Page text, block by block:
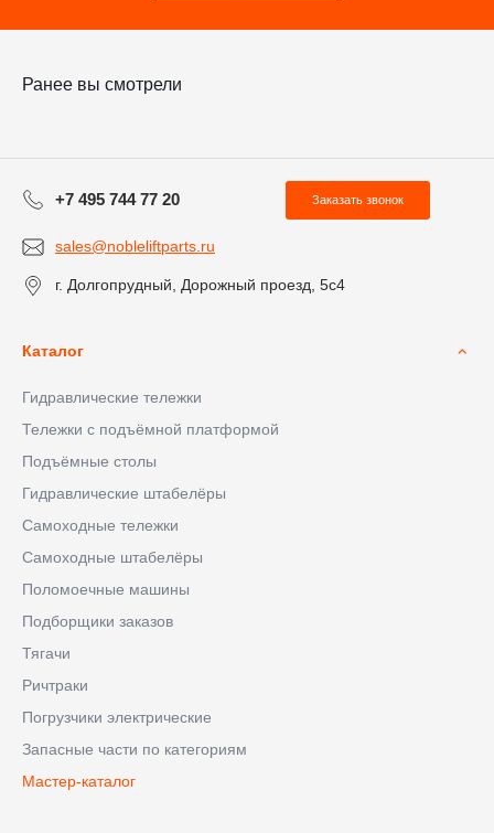
Ранее вы смотрели
+7 495 744 77 20 Заказать звонок
sales@nobleliftparts.ru
г. Долгопрудный, Дорожный проезд, 5с4
Каталог
Гидравлические тележки
Тележки с подъёмной платформой
Подъёмные столы
Гидравлические штабелёры
Самоходные тележки
Самоходные штабелёры
Поломоечные машины
Подборщики заказов
Тягачи
Ричтраки
Погрузчики электрические
Запасные части по категориям
Мастер-каталог